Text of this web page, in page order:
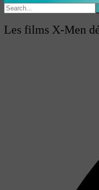
Les films X-Men